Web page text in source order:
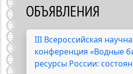
ОБЪЯВЛЕНИЯ
III Всероссийская
конференция «Водные
ресурсы России: